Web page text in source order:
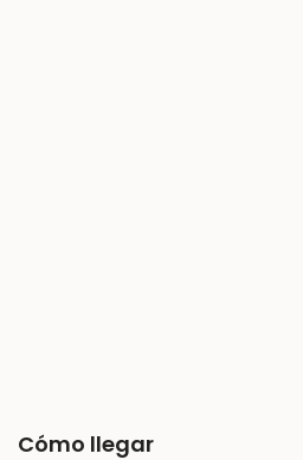
Cómo llegar